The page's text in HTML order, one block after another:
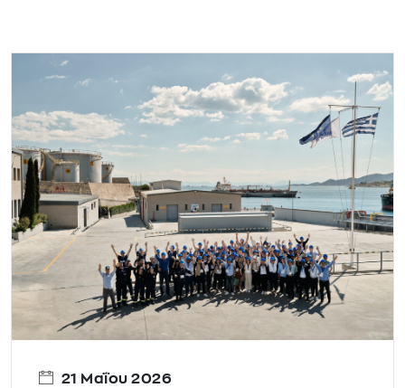
21 Μαΐου 2026